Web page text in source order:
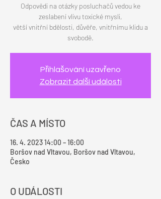
Odpovědi na otázky posluchačů vedou ke
zeslabení vlivu toxické mysli,
větší vnitřní bdělosti, důvěře, vnitřnímu klidu a
Přihlašování uzavřeno
Zobrazit další události
ČAS A MÍSTO
16. 4. 2023 14:00 – 16:00
Boršov nad Vltavou, Boršov nad Vltavou,
Česko
O UDÁLOSTI